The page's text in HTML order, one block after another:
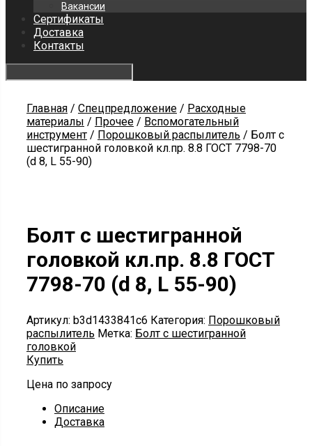
Вакансии
Сертификаты
Доставка
Контакты
Главная / Спецпредложение / Расходные
материалы / Прочее / Вспомогательный
инструмент / Порошковый распылитель / Болт с
шестигранной головкой кл.пр. 8.8 ГОСТ 7798-70
(d 8, L 55-90)
Болт с шестигранной
головкой кл.пр. 8.8 ГОСТ
7798-70 (d 8, L 55-90)
Артикул: b3d1433841c6 Категория: Порошковый
распылитель Метка: Болт с шестигранной
головкой
Купить
Цена по запросу
Описание
Доставка